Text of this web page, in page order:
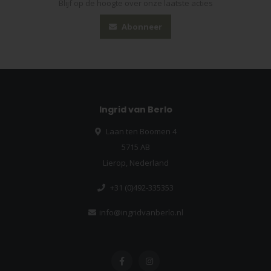
Abonneer
Ingrid van Berlo
Laan ten Boomen 4
5715 AB
Lierop, Nederland
+31 (0)492-335353
info@ingridvanberlo.nl